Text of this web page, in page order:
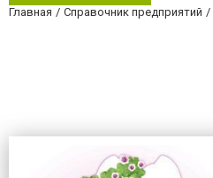
Главная Справочник предприятий